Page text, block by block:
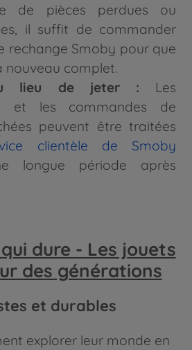
de pièces perdues ou
il suffit de commander
rechange Smoby pour que
nouveau complet.
lieu de jeter : Les
et les commandes de
peuvent être traitées
clientèle de Smoby
longue période après
dure - Les jouets
des générations
et durables
explorer leur monde en